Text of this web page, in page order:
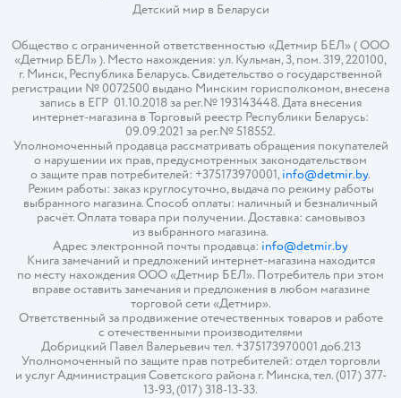
Детский мир в Беларуси
Общество с ограниченной ответственностью «Детмир БЕЛ» ( ООО
«Детмир БЕЛ» ). Место нахождения: ул. Кульман, 3, пом. 319, 220100,
г. Минск, Республика Беларусь. Свидетельство о государственной
регистрации № 0072500 выдано Минским горисполкомом, внесена
запись в ЕГР 01.10.2018 за рег.№ 193143448. Дата внесения
интернет-магазина в Торговый реестр Республики Беларусь:
09.09.2021 за рег.№ 518552.
Уполномоченный продавца рассматривать обращения покупателей
о нарушении их прав, предусмотренных законодательством
о защите прав потребителей: +375173970001,info@detmir.by.
Режим работы: заказ круглосуточно, выдача по режиму работы
выбранного магазина. Способ оплаты: наличный и безналичный
расчёт. Оплата товара при получении. Доставка: самовывоз
из выбранного магазина.
Адрес электронной почты продавца: info@detmir.by
Книга замечаний и предложений интернет-магазина находится
по месту нахождения ООО «Детмир БЕЛ». Потребитель при этом
вправе оставить замечания и предложения в любом магазине
торговой сети «Детмир».
Ответственный за продвижение отечественных товаров и работе
с отечественными производителями
Добрицкий Павел Валерьевич тел. +375173970001 доб.213
Уполномоченный по защите прав потребителей: отдел торговли
и услуг Администрация Советского района г. Минска, тел. (017) 377-
13-93, (017) 318-13-33.